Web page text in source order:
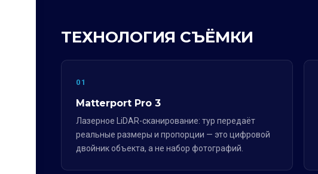
ТЕХНОЛОГИЯ СЪЁМКИ
01
Matterport Pro 3
Лазерное LiDAR-сканирование: тур передаёт
реальные размеры и пропорции — это цифровой
двойник объекта, а не набор фотографий.